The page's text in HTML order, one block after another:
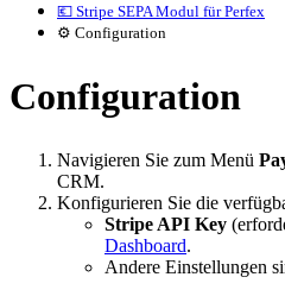
💶 Stripe SEPA Modul für Perfex
⚙️ Configuration
Configuration
Navigieren Sie zum Menü
CRM.
Konfigurieren Sie die
Stripe API Key
Dashboard.
Andere Einstellungen